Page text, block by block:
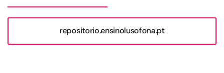
repositorio.ensinolusofona.pt